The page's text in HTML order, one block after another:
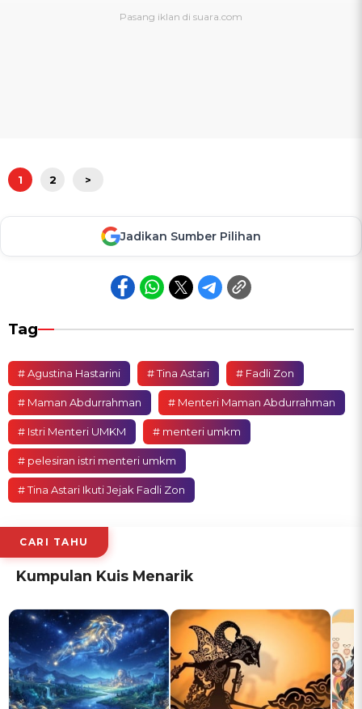
1 2 >
Jadikan Sumber Pilihan
Tag
# Agustina Hastarini # Tina Astari # Fadli Zon
# Maman Abdurrahman # Menteri Maman Abdurrahman
# Istri Menteri UMKM # menteri umkm
# pelesiran istri menteri umkm
# Tina Astari Ikuti Jejak Fadli Zon
CARI TAHU
Kumpulan Kuis Menarik